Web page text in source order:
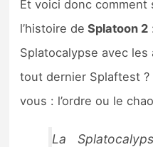
Et voici donc
l’histoire de Splatoon 2
Splatocalypse avec
tout dernier Splaftest
vous : l’ordre ou le
La